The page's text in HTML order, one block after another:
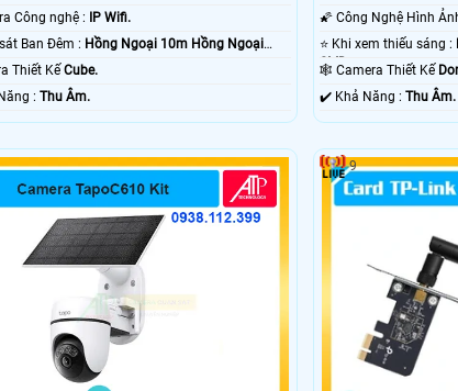
👍 Camera Công nghệ : IP Wifi.
💥 Giám sát Ban Đêm : Hồng Ngoại 10m Hồng Ngoại
Thiết KếCube.
️☣️ Chức Năng : Thu Âm.
⭐ Khi xem thiếu sáng :
SMD.🕸️ Camera Thiết Kế
️✔️ Khả Năng :Thu Âm.
9